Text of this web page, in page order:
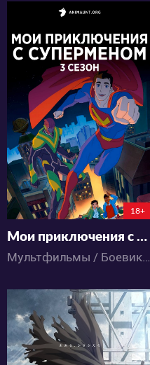
8421
43 17
7:5:50:12
18+
Мои приключения с Суперменом 3 сезон
Мультфильмы / Боевик / Комедия / Приключения / Фантастика / Фэнтези